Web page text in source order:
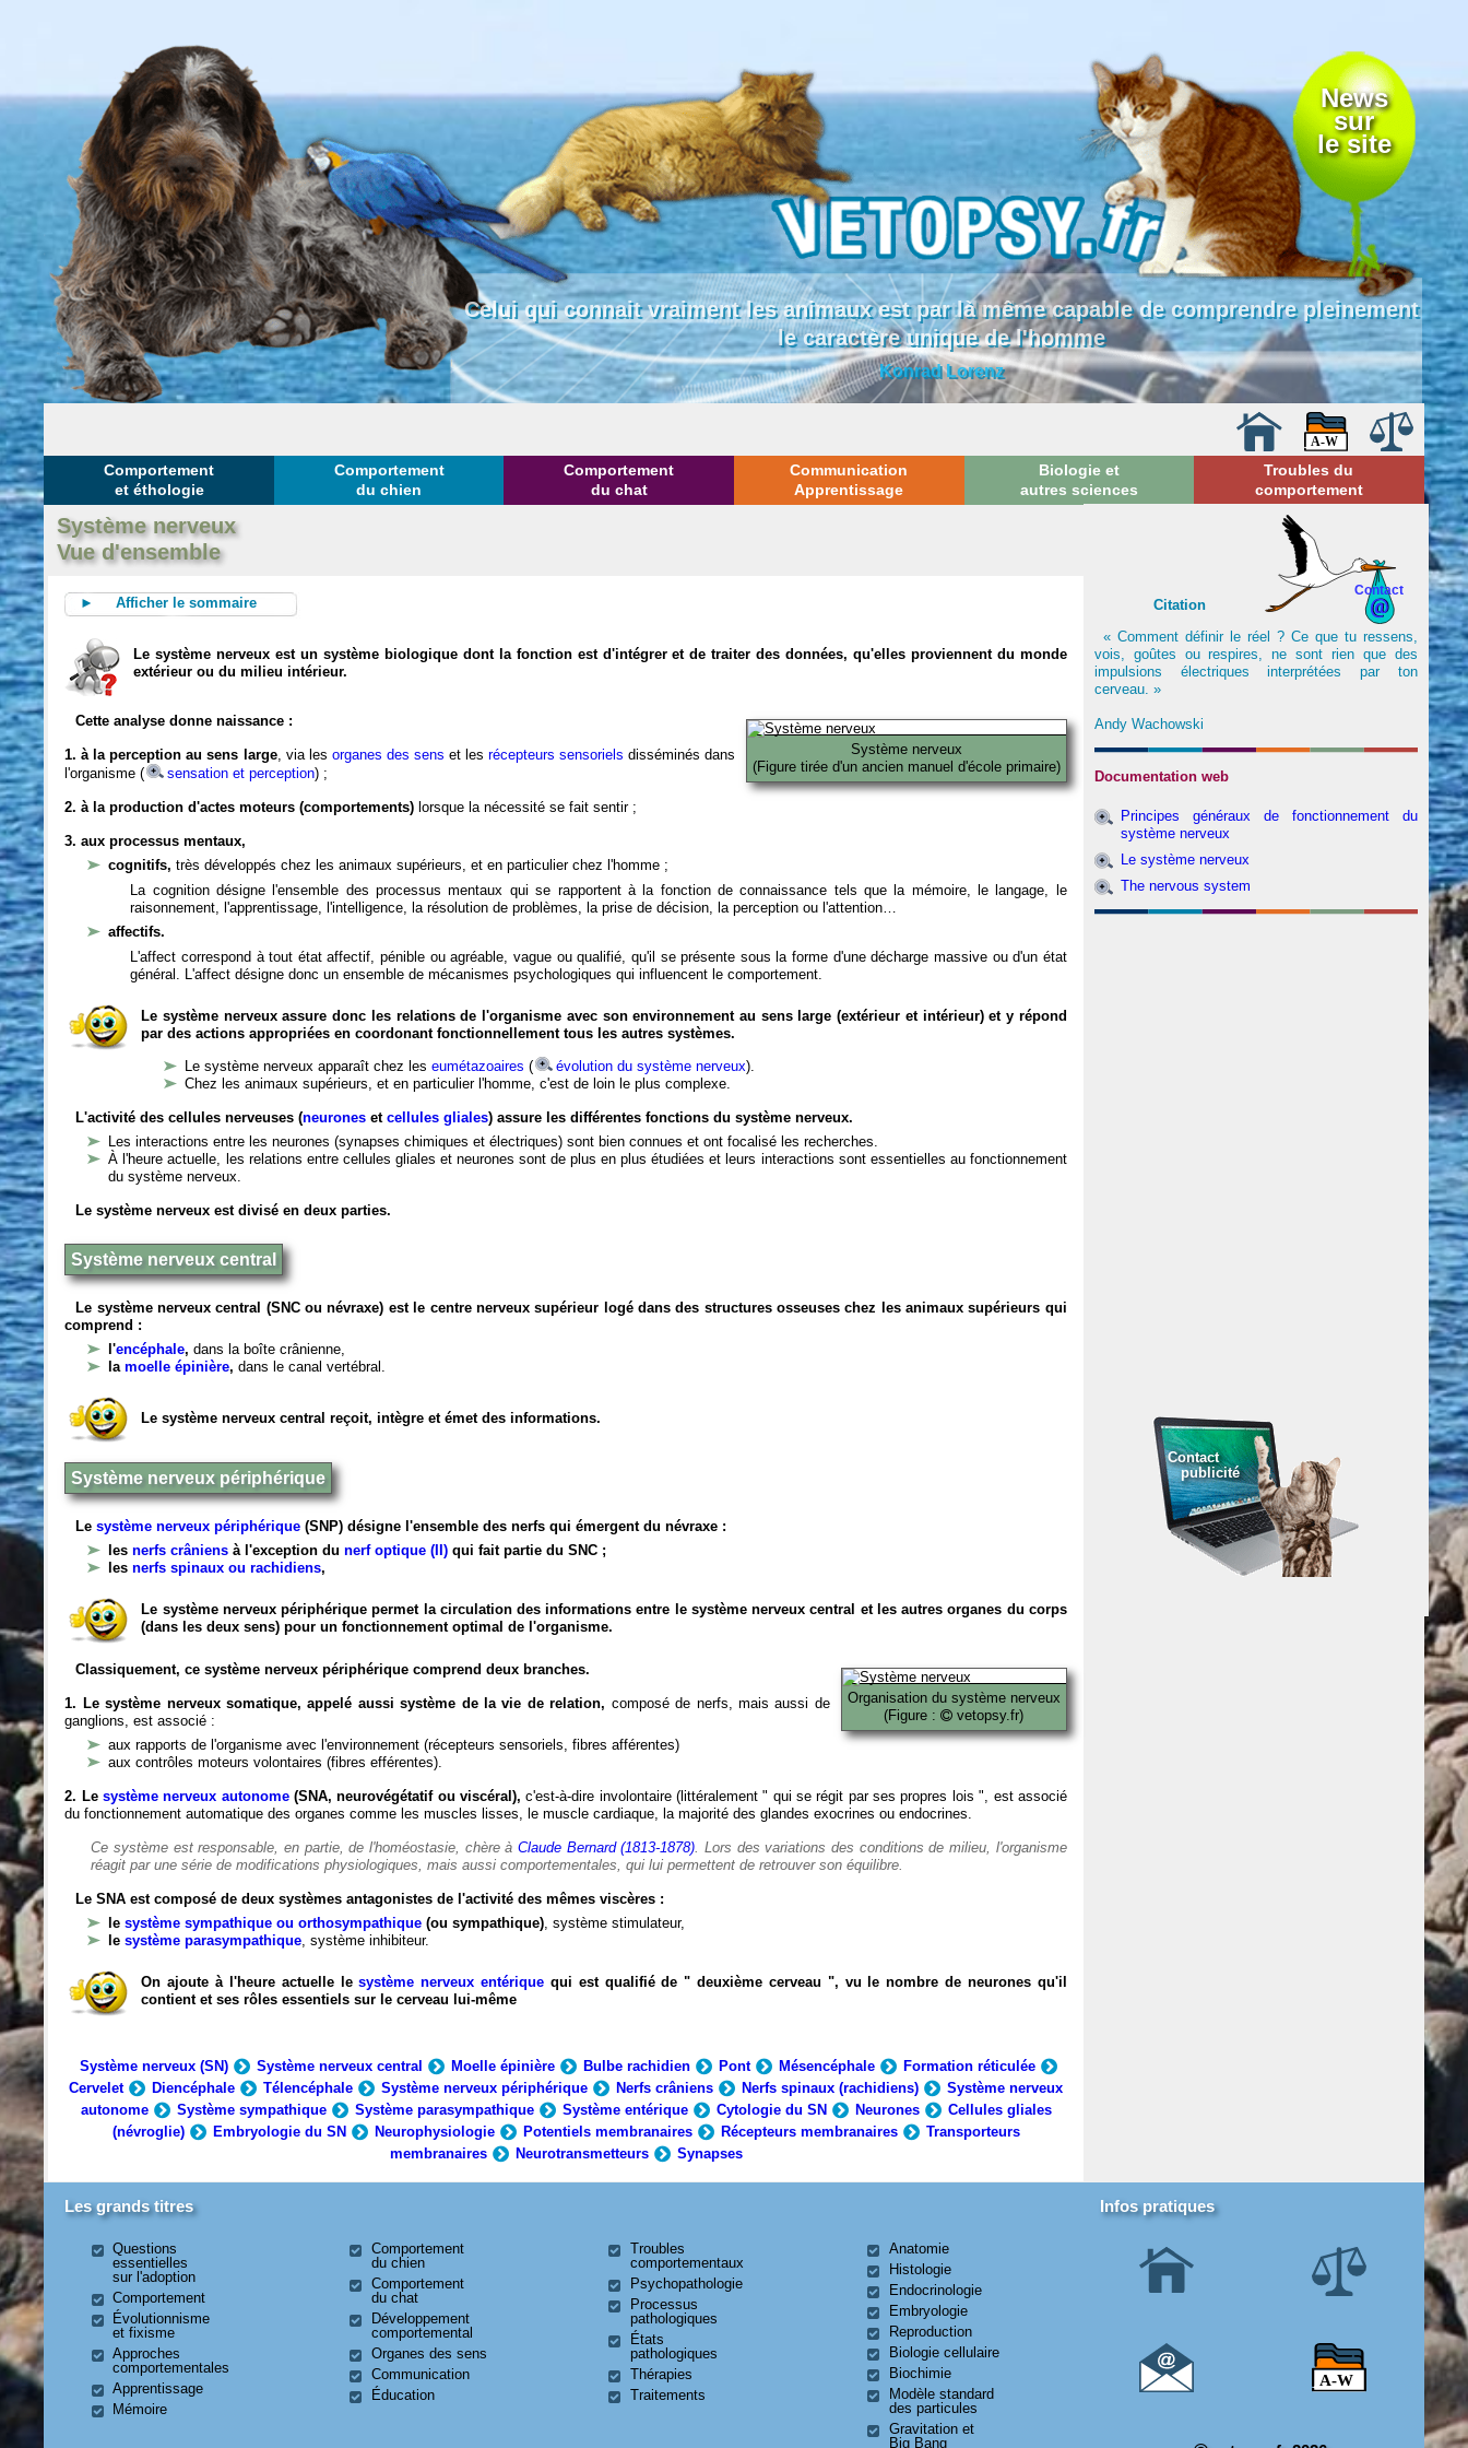
News
sur
le site
Celui qui connait vraiment les animaux est par là même capable de comprendre pleinement
le caractère unique de l'homme
Konrad Lorenz
Comportement
et éthologie
Comportement
du chien
Comportement
du chat
Communication
Apprentissage
Biologie et
autres sciences
Troubles du
comportement
Système nerveux
Vue d'ensemble
► Afficher le sommaire
Le système nerveux est un système biologique dont la fonction est d'intégrer et de traiter des données, qu'elles proviennent du monde
extérieur ou du milieu intérieur.
Système nerveux
(Figure tirée d'un ancien manuel d'école primaire)
Cette analyse donne naissance :
1. à la perception au sens large, via les organes des sens et les récepteurs sensoriels disséminés dans
l'organisme (
sensation et perception) ;
2. à la production d'actes moteurs (comportements) lorsque la nécessité se fait sentir ;
3. aux processus mentaux,
cognitifs,très développés chez les animaux supérieurs, et en particulier chez l'homme ;
La cognition désigne l'ensemble des processus mentaux qui se rapportent à la fonction de connaissance tels que la mémoire, le langage, le
raisonnement, l'apprentissage, l'intelligence, la résolution de problèmes, la prise de décision, la perception ou l'attention…
affectifs.
L'affect correspond à tout état affectif, pénible ou agréable, vague ou qualifié, qu'il se présente sous la forme d'une décharge massive ou d'un état
général. L'affect désigne donc un ensemble de mécanismes psychologiques qui influencent le comportement.
Le système nerveux assure donc les relations de l'organisme avec son environnement au sens large (extérieur et intérieur) et y répond
par des actions appropriées en coordonant fonctionnellement tous les autres systèmes.
Le système nerveux apparaît chez leseumétazoaires ( évolution du système nerveux).
Chez les animaux supérieurs, et en particulier l'homme, c'est de loin le plus complexe.
L'activité des cellules nerveuses (neurones etcellules gliales) assure les différentes fonctions du système nerveux.
Les interactions entre les neurones (synapses chimiques et électriques) sont bien connues et ont focalisé les recherches.
À l'heure actuelle, les relations entre cellules gliales et neurones sont de plus en plus étudiées et leurs interactions sont essentielles au fonctionnement
du système nerveux.
Le système nerveux est divisé en deux parties.
Système nerveux central
Le système nerveux central (SNC ou névraxe) est le centre nerveux supérieur logé dans des structures osseuses chez les animaux supérieurs qui
comprend :
l'encéphale,dans la boîte crânienne,
lamoelle épinière,dans le canal vertébral.
Le système nerveux central reçoit, intègre et émet des informations.
Système nerveux périphérique
Lesystème nerveux périphérique (SNP) désigne l'ensemble des nerfs qui émergent du névraxe :
lesnerfs crâniens à l'exception du nerf optique (II) qui fait partie du SNC ;
lesnerfs spinaux ou rachidiens,
Le système nerveux périphérique permet la circulation des informations entre le système nerveux central et les autres organes du corps
(dans les deux sens) pour un fonctionnement optimal de l'organisme.
Organisation du système nerveux
(Figure :
vetopsy.fr)
Classiquement, ce système nerveux périphérique comprend deux branches.
1. Le système nerveux somatique, appelé aussi système de la vie de relation, composé de nerfs, mais aussi de
ganglions, est associé :
aux rapports de l'organisme avec l'environnement (récepteurs sensoriels, fibres afférentes)
aux contrôles moteurs volontaires (fibres efférentes).
2. Le système nerveux autonome(SNA, neurovégétatif ou viscéral), c'est-à-dire involontaire (littéralement " qui se régit par ses propres lois ", est associé
du fonctionnement automatique des organes comme les muscles lisses, le muscle cardiaque, la majorité des glandes exocrines ou endocrines.
Ce système est responsable, en partie, de l'homéostasie, chère àClaude Bernard (1813-1878). Lors des variations des conditions de milieu, l'organisme
réagit par une série de modifications physiologiques, mais aussi comportementales, qui lui permettent de retrouver son équilibre.
Le SNA est composé de deux systèmes antagonistes de l'activité des mêmes viscères :
lesystème sympathique ou orthosympathique (ou sympathique), système stimulateur,
lesystème parasympathique, système inhibiteur.
On ajoute à l'heure actuelle lesystème nerveux entérique qui est qualifié de " deuxième cerveau ", vu le nombre de neurones qu'il
contient et ses rôles essentiels sur le cerveau lui-même
Système nerveux (SN) Système nerveux central Moelle épinière Bulbe rachidien Pont Mésencéphale
Formation réticulée
Cervelet
Diencéphale Télencéphale Système nerveux périphérique Nerfs crâniens Nerfs spinaux (rachidiens)
Système nerveux
autonome
Système sympathique Système parasympathique Système entérique Cytologie du SN Neurones
Cellules gliales
(névroglie)
Embryologie du SN Neurophysiologie Potentiels membranaires Récepteurs membranaires
Transporteurs
membranaires
Neurotransmetteurs Synapses
Contact
Citation
« Comment définir le réel ? Ce que tu ressens,
vois, goûtes ou respires, ne sont rien que des
impulsions électriques interprétées par ton
cerveau. »
Andy Wachowski
Documentation web
Principes généraux de fonctionnement du
système nerveux
Le système nerveux
The nervous system
Contact
publicité
Les grands titres
Questions
essentielles
sur l'adoption
Comportement
Évolutionnisme
et fixisme
Approches
comportementales
Apprentissage
Mémoire
Comportement
du chien
Comportement
du chat
Développement
comportemental
Organes des sens
Communication
Éducation
Troubles
comportementaux
Psychopathologie
Processus
pathologiques
États
pathologiques
Thérapies
Traitements
Anatomie
Histologie
Endocrinologie
Embryologie
Reproduction
Biologie cellulaire
Biochimie
Modèle standard
des particules
Gravitation et
Big Bang
Infos pratiques